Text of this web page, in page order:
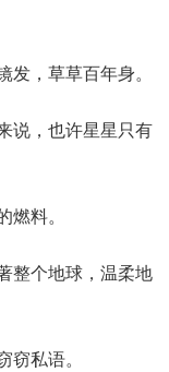
，草草百年身。
说，也许星星只有
料。
整个地球，温柔地
私语。